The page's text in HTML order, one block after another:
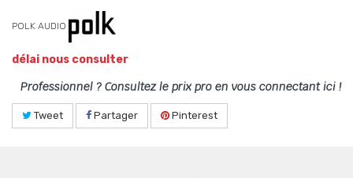
POLK AUDIO
délai nous consulter
Professionnel ? Consultez le prix pro en vous connectant ici !
Tweet Partager Pinterest